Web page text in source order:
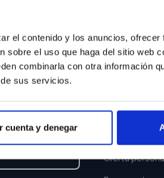
el contenido y los anuncios,
el uso que haga del sitio web
combinarla con otra información
sus servicios.
cuenta y denegar
y ofertas.
ENLACES
Oferta